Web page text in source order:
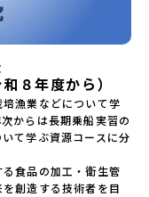
８年度から）
漁業などについて学
からは長期乗船実習の
て学ぶ資源コースに分
食品の加工・衛生管
創造する技術者を目